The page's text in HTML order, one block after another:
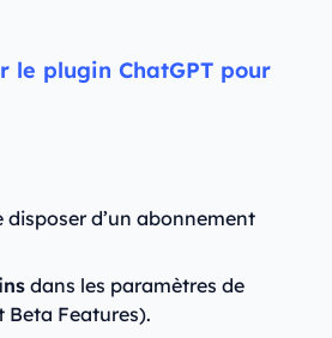
le plugin ChatGPT pour
disposer d’un abonnement
dans les paramètres de
Beta Features).